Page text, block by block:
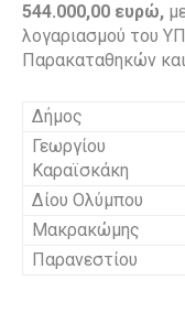
544.000,00 ευρώ,
λογαριασμού του
Παρακαταθηκών
Δήμος
Γεωργίου
Καραϊσκάκη
Δίου Ολύμπου
Μακρακώμης
Παρανεστίου